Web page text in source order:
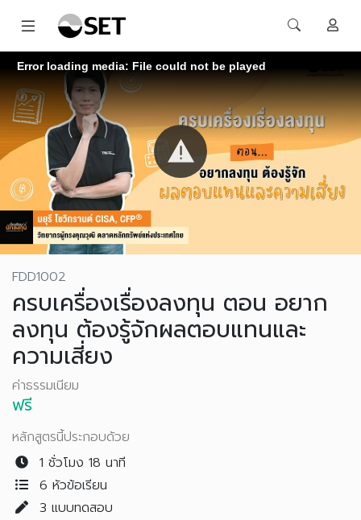
Error loading media: File could not be played
FDD1002
ครบเครื่องเรื่องลงทุน ตอน อยาก
ลงทุน ต้องรู้จักผลตอบแทนและ
ความเสี่ยง
ค่าธรรมเนียม
ฟรี
หลักสูตรนี้ประกอบด้วย
1 ชั่วโมง 18 นาที
6 หัวข้อเรียน
3 แบบทดสอบ